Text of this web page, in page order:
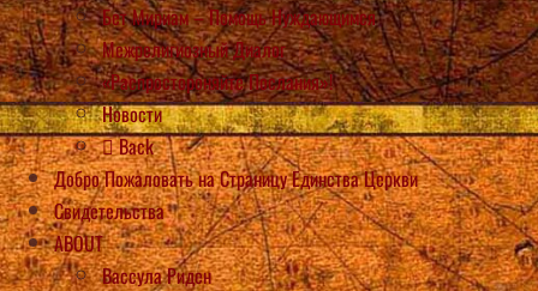
Бет Мириам – Помощь Нуждающимся
Межрелигиозный Диалог
«Распростороняйте Послания»!
Новости
Back
Добро Пожаловать на Страницу Единства Церкви
Свидетельства
ABOUT
Вассула Риден